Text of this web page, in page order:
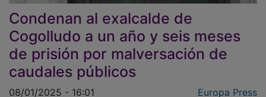
Condenan al exalcalde de
Cogolludo a un año y seis meses
de prisión por malversación de
caudales públicos
08/01/2025 - 16:01